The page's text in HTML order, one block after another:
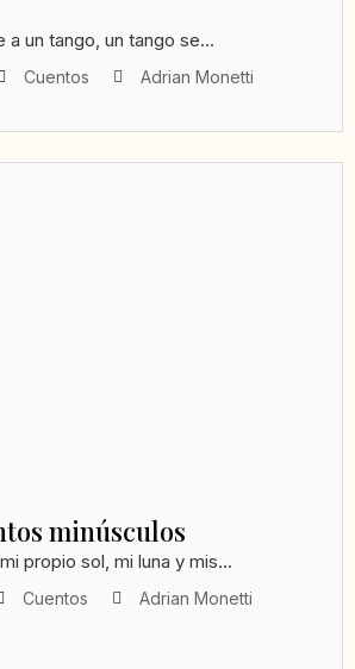
a un tango, un tango se...
Cuentos Adrian Monetti
minúsculos
propio sol, mi luna y mis...
Cuentos Adrian Monetti